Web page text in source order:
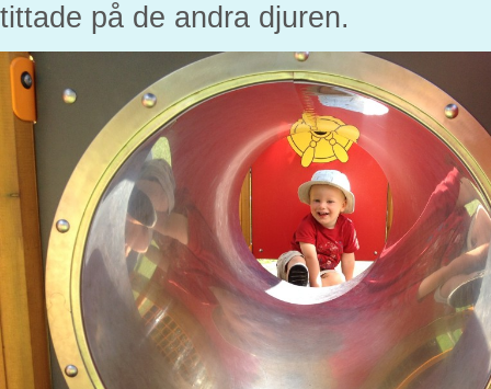
tittade på de andra djuren.